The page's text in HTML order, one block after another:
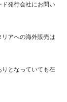
ド発行会社にお問い
アへの海外販売は
となっていても在